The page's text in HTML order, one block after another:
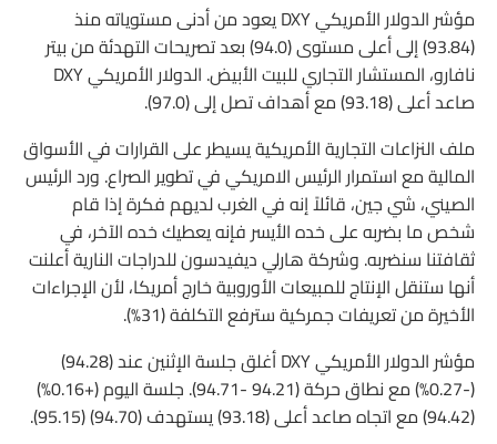
مؤشر الدولار الأمريكي DXY يعود من أدنى مستوياته منذ
(93.84) إلى أعلى مستوى (94.0) بعد تصريحات التهدئة من بيتر
نافارو، المستشار التجاري للبيت الأبيض. الدولار الأمريكي DXY
صاعد أعلى (93.18) مع أهداف تصل إلى (97.0).
ملف النزاعات التجارية الأمريكية يسيطر على القرارات في الأسواق
المالية مع استمرار الرئيس الامريكي في تطوير الصراع. ورد الرئيس
الصيني، شي جين، قائلاً إنه في الغرب لديهم فكرة إذا قام
شخص ما بضربه على خده الأيسر فإنه يعطيك خده الآخر، في
ثقافتنا سنضربه. وشركة هارلي ديفيدسون للدراجات النارية أعلنت
أنها ستنقل الإنتاج للمبيعات الأوروبية خارج أمريكا، لأن الإجراءات
الأخيرة من تعريفات جمركية سترفع التكلفة (31%).
مؤشر الدولار الأمريكي DXY أغلق جلسة الإثنين عند (94.28)
(-0.27%) مع نطاق حركة (94.21 -94.71). جلسة اليوم (+0.16%)
(94.42) مع اتجاه صاعد أعلى (93.18) يستهدف (94.70) (95.15).